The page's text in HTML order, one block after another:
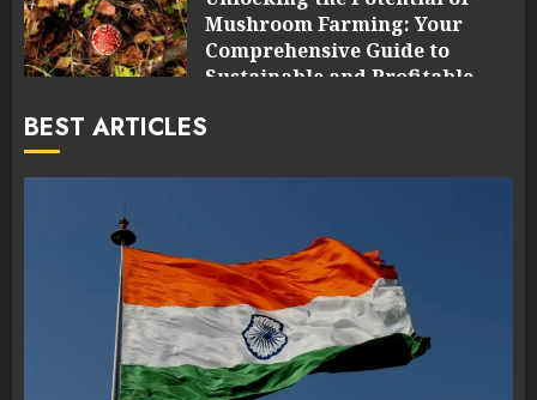
Mushroom Farming: Your
Comprehensive Guide to
Sustainable and Profitable
BEST ARTICLES